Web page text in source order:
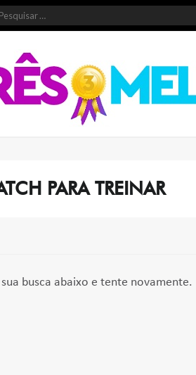
PARA TREINAR
busca abaixo e tente novamente.